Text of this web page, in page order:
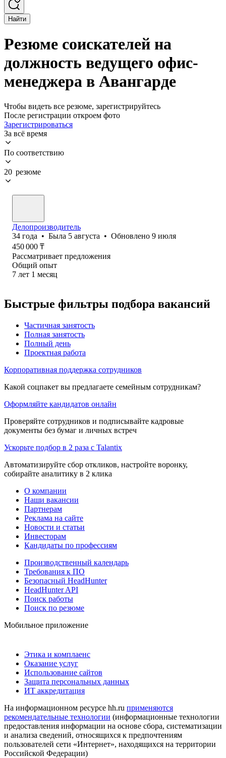
Найти
Резюме соискателей на
должность ведущего офис-
менеджера в Авангарде
Чтобы видеть все резюме, зарегистрируйтесь
После регистрации откроем фото
Зарегистрироваться
За всё время
По соответствию
20 резюме
Делопроизводитель
34 года • Была 5 августа • Обновлено 9 июля
450 000 ₸
Рассматривает предложения
Общий опыт
7 лет 1 месяц
Быстрые фильтры подбора вакансий
Частичная занятость
Полная занятость
Полный день
Проектная работа
Корпоративная поддержка сотрудников
Какой соцпакет вы предлагаете семейным сотрудникам?
Оформляйте кандидатов онлайн
Проверяйте сотрудников и подписывайте кадровые
документы без бумаг и личных встреч
Ускорьте подбор в 2 раза с Talantix
Автоматизируйте сбор откликов, настройте воронку,
собирайте аналитику в 2 клика
О компании
Наши вакансии
Партнерам
Реклама на сайте
Новости и статьи
Инвесторам
Кандидаты по профессиям
Производственный календарь
Требования к ПО
Безопасный HeadHunter
HeadHunter API
Поиск работы
Поиск по резюме
Мобильное приложение
Этика и комплаенс
Оказание услуг
Использование сайтов
Защита персональных данных
ИТ аккредитация
На информационном ресурсе hh.ru применяются
рекомендательные технологии (информационные технологии
предоставления информации на основе сбора, систематизации
и анализа сведений, относящихся к предпочтениям
пользователей сети «Интернет», находящихся на территории
Российской Федерации)